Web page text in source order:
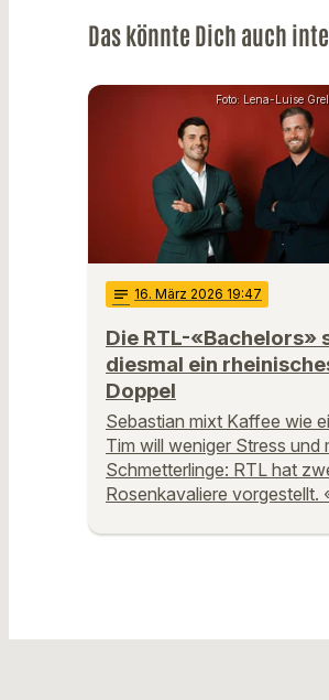
Das könnte Dich auch
Foto: Lena-Luise
notes 16. März 2026 19:47
Die RTL-«Bachelors»
diesmal ein
Doppel
Sebastian mixt Kaffee wie
Tim will weniger Stress und
Schmetterlinge: RTL hat
Rosenkavaliere vorgestellt.